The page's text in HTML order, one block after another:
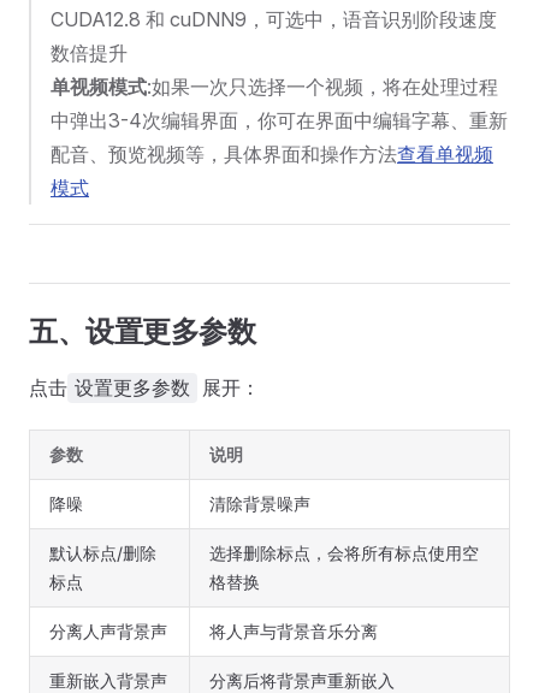
CUDA12.8 和 cuDNN9，可选中，语音识别阶段速度
数倍提升
单视频模式:如果一次只选择一个视频，将在处理过程
中弹出3-4次编辑界面，你可在界面中编辑字幕、重新
配音、预览视频等，具体界面和操作方法查看单视频
模式
五、设置更多参数
点击 设置更多参数 展开：
参数 说明
降噪 清除背景噪声
默认标点/删除
标点
选择删除标点，会将所有标点使用空
格替换
分离人声背景声 将人声与背景音乐分离
重新嵌入背景声 分离后将背景声重新嵌入